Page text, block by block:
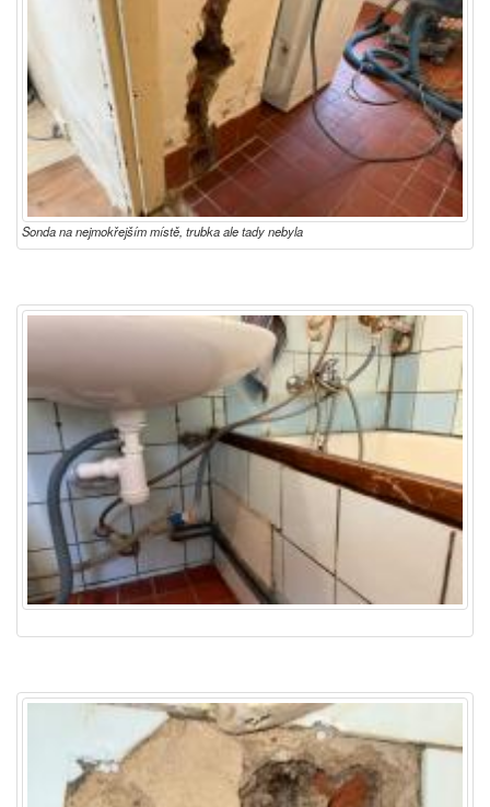
Sonda na nejmokřejším místě, trubka ale tady nebyla